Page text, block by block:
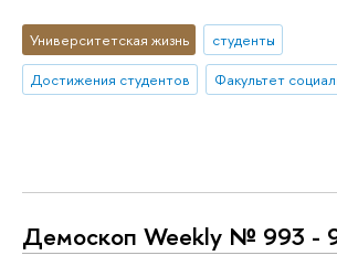
Университетская жизнь
студенты
Достижения студентов
Факультет
Демоскоп Weekly № 993 -